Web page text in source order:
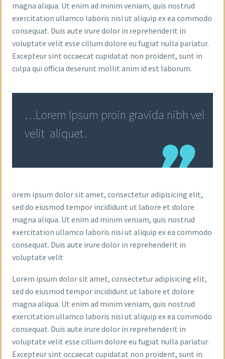
magna aliqua. Ut enim ad minim veniam, quis nostrud
exercitation ullamco laboris nisi ut aliquip ex ea commodo
consequat. Duis aute irure dolor in reprehenderit in
voluptate velit esse cillum dolore eu fugiat nulla pariatur.
Excepteur sint occaecat cupidatat non proident, sunt in
culpa qui officia deserunt mollit anim id est laborum.
…Lorem Ipsum proin gravida nibh vel
velit aliquet.
orem ipsum dolor sit amet, consectetur adipisicing elit,
sed do eiusmod tempor incididunt ut labore et dolore
magna aliqua. Ut enim ad minim veniam, quis nostrud
exercitation ullamco laboris nisi ut aliquip ex ea commodo
consequat. Duis aute irure dolor in reprehenderit in
voluptate velit
Lorem ipsum dolor sit amet, consectetur adipisicing elit,
sed do eiusmod tempor incididunt ut labore et dolore
magna aliqua. Ut enim ad minim veniam, quis nostrud
exercitation ullamco laboris nisi ut aliquip ex ea commodo
consequat. Duis aute irure dolor in reprehenderit in
voluptate velit esse cillum dolore eu fugiat nulla pariatur.
Excepteur sint occaecat cupidatat non proident, sunt in